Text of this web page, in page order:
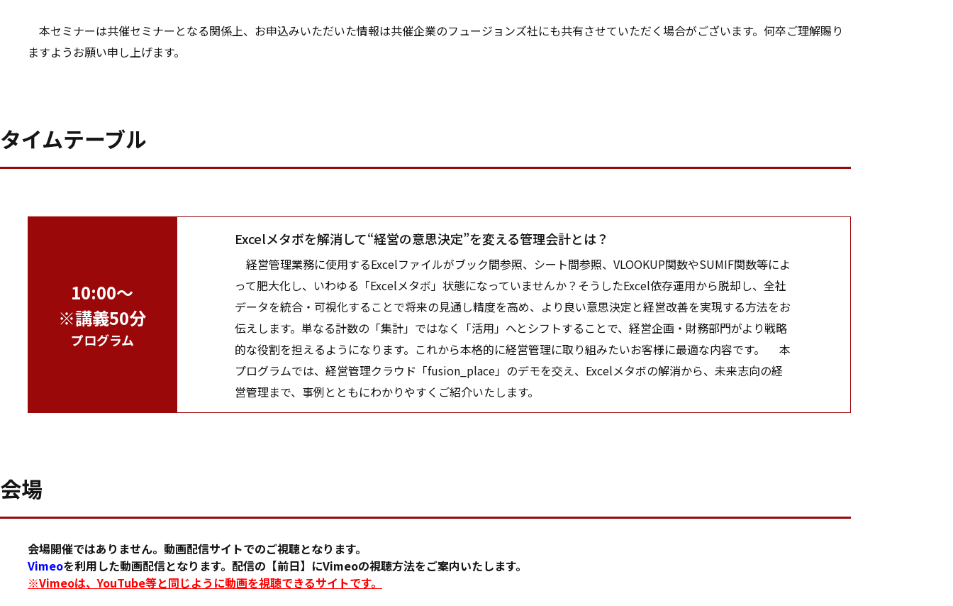
本セミナーは共催セミナーとなる関係上、お申込みいただいた情報は共催企業のフュージョンズ社にも共有させていただく場合がございます。何卒ご理解賜り
ますようお願い申し上げます。
タイムテーブル
10:00～
※講義50分
プログラム
Excelメタボを解消して“経営の意思決定”を変える管理会計とは？
経営管理業務に使用するExcelファイルがブック間参照、シート間参照、VLOOKUP関数やSUMIF関数等によ
って肥大化し、いわゆる「Excelメタボ」状態になっていませんか？そうしたExcel依存運用から脱却し、全社
データを統合・可視化することで将来の見通し精度を高め、より良い意思決定と経営改善を実現する方法をお
伝えします。単なる計数の「集計」ではなく「活用」へとシフトすることで、経営企画・財務部門がより戦略
的な役割を担えるようになります。これから本格的に経営管理に取り組みたいお客様に最適な内容です。 本
プログラムでは、経営管理クラウド「fusion_place」のデモを交え、Excelメタボの解消から、未来志向の経
営管理まで、事例とともにわかりやすくご紹介いたします。
会場
会場開催ではありません。動画配信サイトでのご視聴となります。
Vimeoを利用した動画配信となります。配信の【前日】にVimeoの視聴方法をご案内いたします。
※Vimeoは、YouTube等と同じように動画を視聴できるサイトです。